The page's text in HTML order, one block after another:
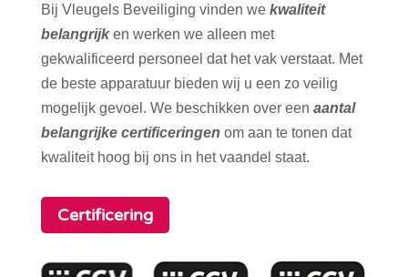
Bij Vleugels Beveiliging vinden we kwaliteit
belangrijk en werken we alleen met
gekwalificeerd personeel dat het vak verstaat. Met
de beste apparatuur bieden wij u een zo veilig
mogelijk gevoel. We beschikken over een aantal
belangrijke certificeringen om aan te tonen dat
kwaliteit hoog bij ons in het vaandel staat.
Certificering